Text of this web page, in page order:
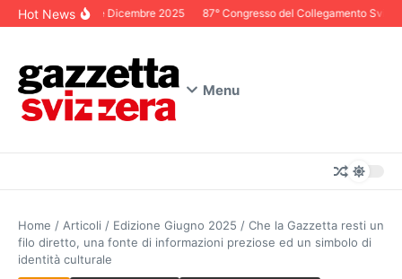
Salta al contenuto
Hot NewsEditoriale Dicembre 2025 87° Congresso del Collegamento
Menu
Home / Articoli / Edizione Giugno 2025 / Che la Gazzetta resti un
filo diretto, una fonte di informazioni preziose ed un simbolo di
identità culturale